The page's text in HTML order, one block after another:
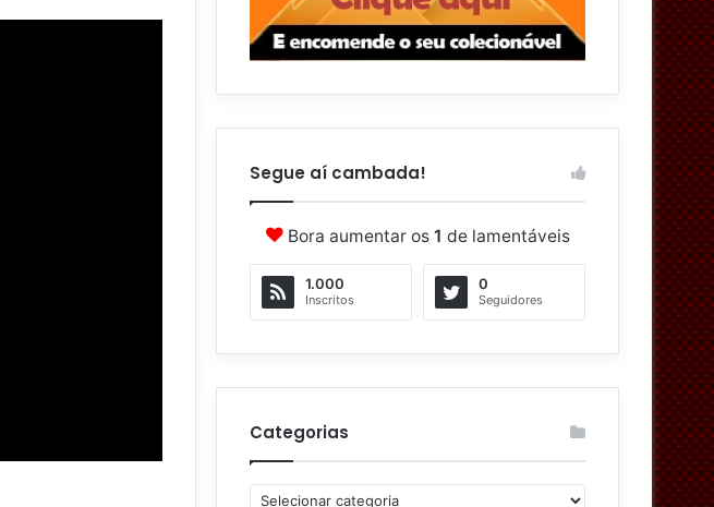
Segue aí cambada!
Bora aumentar os 1 de lamentáveis
1.000
Inscritos
0
Seguidores
Categorias